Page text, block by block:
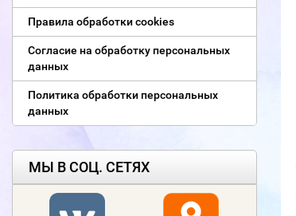
Правила обработки cookies
Согласие на обработку персональных
данных
Политика обработки персональных
данных
МЫ В СОЦ. СЕТЯХ